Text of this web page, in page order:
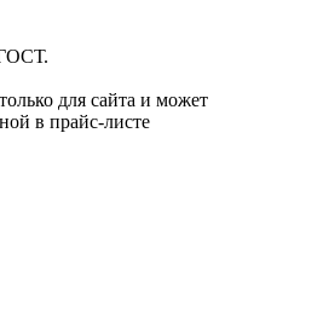
для сайта и может
в прайс-листе